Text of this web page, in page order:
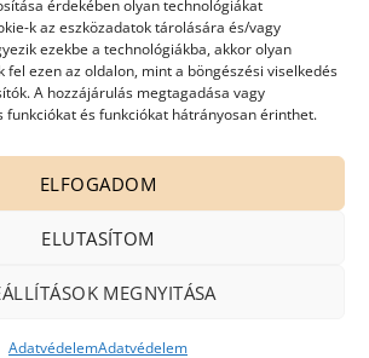
érdekében olyan technológiákat
k az eszközadatok tárolására és/vagy
ezekbe a technológiákba, akkor olyan
fel ezen az oldalon, mint a böngészési viselkedés
A hozzájárulás megtagadása vagy
funkciókat és funkciókat hátrányosan érinthet.
ELFOGADOM
ELUTASÍTOM
MEGNYITÁSA
AdatvédelemAdatvédelem
71541002
száma: